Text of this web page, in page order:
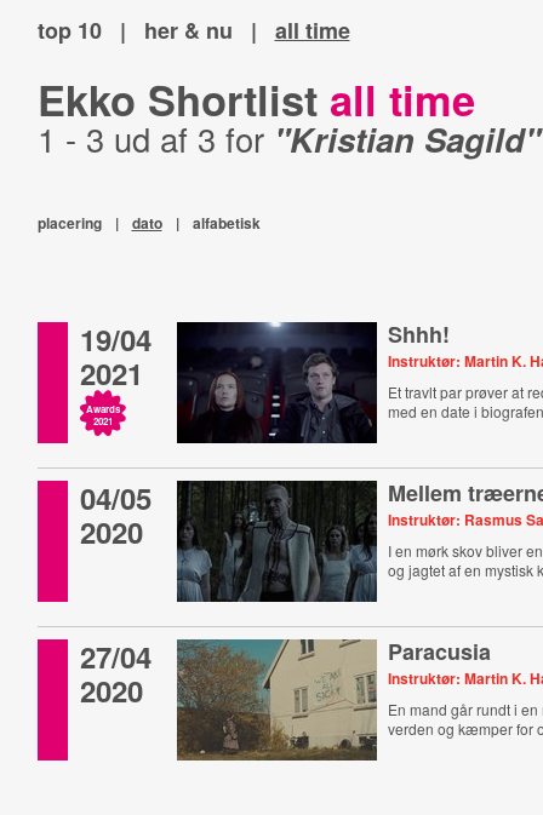
top 10 | her & nu | all time
Ekko Shortlist all time
1 - 3 ud af 3 for "Kristian Sagild"
placering | dato | alfabetisk
19/04
2021
Awards
2021
Shhh!
Instruktør: Martin K.
Et travlt par prøver at
med en date i
04/05
2020
Mellem
Instruktør: Rasmus
I en mørk skov bliver
og jagtet af en mystisk
27/04
2020
Paracusia
Instruktør: Martin K.
En mand går rundt i
verden og kæmper for